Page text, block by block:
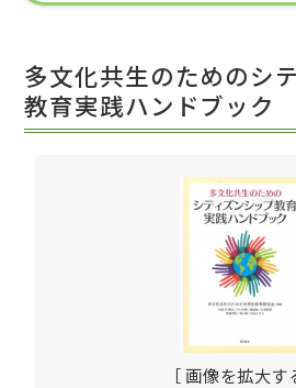
多文化共生のためのシ
教育実践ハンドブック
［ 画像を拡大す